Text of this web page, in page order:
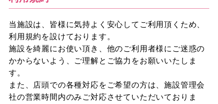
当施設は、皆様に気持よく安心してご利用頂くため、
利用規約を設けております。
施設を綺麗にお使い頂き、他のご利用者様にご迷惑の
かからないよう、ご理解とご協力をお願いいたしま
す。
また、店頭での各種対応をご希望の方は、施設管理会
社の営業時間内のみご対応させていただいておりま